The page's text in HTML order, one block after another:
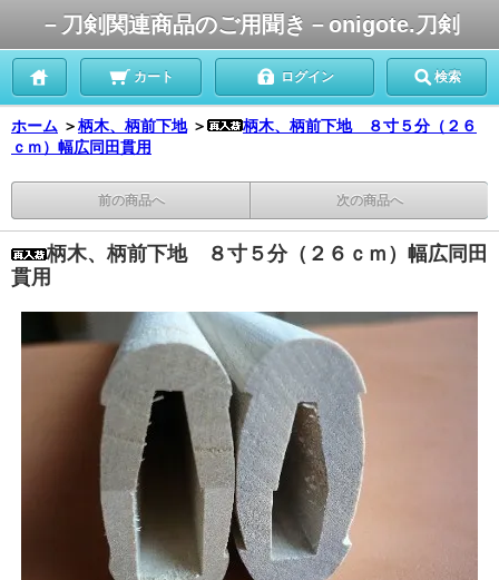
－刀剣関連商品のご用聞き－onigote.刀剣
カート ログイン 検索
ホーム ＞柄木、柄前下地 ＞
柄木、柄前下地 ８寸５分（２６
ｃｍ）幅広同田貫用
前の商品へ 次の商品へ
柄木、柄前下地 ８寸５分（２６ｃｍ）幅広同田
貫用